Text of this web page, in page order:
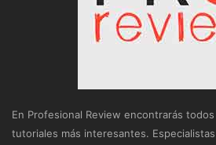
En Profesional Review encontrarás
tutoriales más interesantes.